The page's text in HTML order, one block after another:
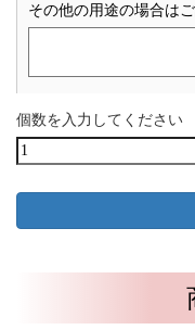
その他の用途の場合は
個数を入力してください